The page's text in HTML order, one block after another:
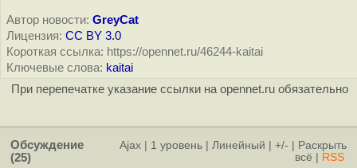
Автор новости: GreyCat
Лицензия: CC BY 3.0
Короткая ссылка: https://opennet.ru/46244-kaitai
Ключевые слова: kaitai
При перепечатке указание ссылки на opennet.ru обязательно
Обсуждение
(25)
Ajax 1 уровень Линейный +/-
Раскрыть
всё
RSS